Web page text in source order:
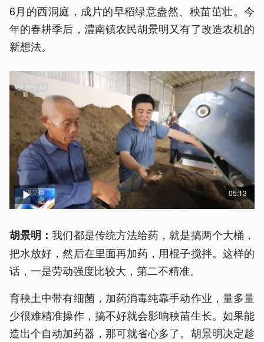
6月的西洞庭，成片的早稻绿意盎然、秧苗茁壮。今
年的春耕季后，澧南镇农民胡景明又有了改造农机的
新想法。
05:13
胡景明：我们都是传统方法给药，就是搞两个大桶，
把水放好，然后在里面再加药，用棍子搅拌。这样的
话，一是劳动强度比较大，第二不精准。
育秧土中带有细菌，加药消毒纯靠手动作业，量多量
少很难精准操作，搞不好就会影响秧苗生长。如果能
造出个自动加药器，那可就省心多了。胡景明决定趁